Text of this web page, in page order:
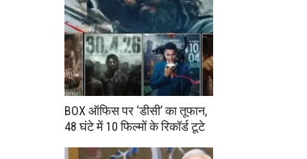
BOX ऑफिस पर ‘डीसी’ का तूफान,
48 घंटे में 10 फिल्मों के रिकॉर्ड टूटे